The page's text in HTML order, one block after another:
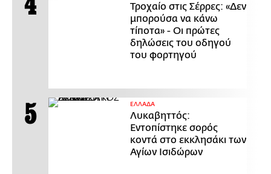
Τροχαίο στις Σέρρες: «Δεν
μπορούσα να κάνω
τίποτα» - Οι πρώτες
δηλώσεις του οδηγού
του φορτηγού
ΕΛΛΑΔΑ
Λυκαβηττός:
Εντοπίστηκε σορός
κοντά στο εκκλησάκι των
Αγίων Ισιδώρων